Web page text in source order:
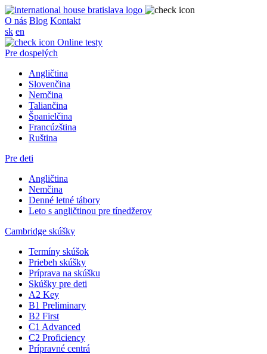
O nás Blog Kontakt
sk en
Online testy
Pre dospelých
Angličtina
Slovenčina
Nemčina
Taliančina
Španielčina
Francúzština
Ruština
Pre deti
Angličtina
Nemčina
Denné letné tábory
Leto s angličtinou pre tínedžerov
Cambridge skúšky
Termíny skúšok
Priebeh skúšky
Príprava na skúšku
Skúšky pre deti
A2 Key
B1 Preliminary
B2 First
C1 Advanced
C2 Proficiency
Prípravné centrá